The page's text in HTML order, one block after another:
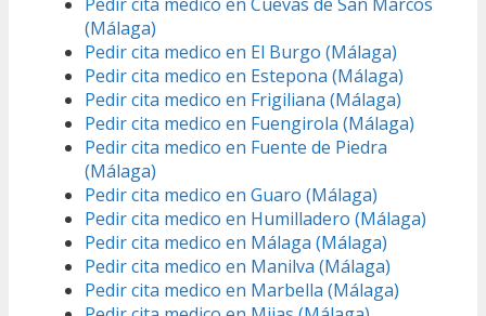
(Málaga)
Pedir cita medico en El Burgo (Málaga)
Pedir cita medico en Estepona (Málaga)
Pedir cita medico en Frigiliana (Málaga)
Pedir cita medico en Fuengirola (Málaga)
Pedir cita medico en Fuente de Piedra
(Málaga)
Pedir cita medico en Guaro (Málaga)
Pedir cita medico en Humilladero (Málaga)
Pedir cita medico en Málaga (Málaga)
Pedir cita medico en Manilva (Málaga)
Pedir cita medico en Marbella (Málaga)